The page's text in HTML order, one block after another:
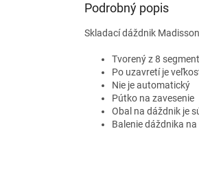
Podrobný popis
Skladací dáždnik
Tvorený z 8
Po uzavretí je
Nie je automatický
Pútko na zavesenie
Obal na dáždnik je
Balenie dáždnika